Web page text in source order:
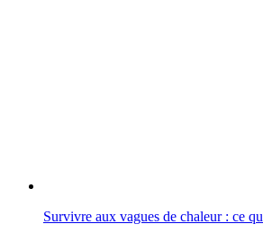
Survivre aux vagues de chaleur : ce